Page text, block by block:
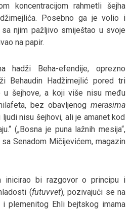
koncentracijom rahmetli šejha
Posebno ga je volio i
njim pažljivo smiještao u svoje
na papir.
hadži Beha-efendije, oprezno
Behaudin Hadžimejlić pored tri
šejhove, a koji više nisu među
bez obavljenog merasima
nisu šejhovi, ali je amanet kod
(„Bosna je puna lažnih mesija“,
sa Senadom Mičijevićem, magazin
inicirao bi razgovor o principu i
(futuvvet), pozivajući se na
i plemenitog Ehli bejtskog imama